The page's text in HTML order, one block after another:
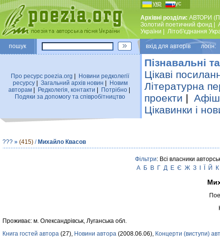
укр рус
Архівні розділи: АВТОРИ
Золотий поетичний фонд
України
Лiтоб'єднання
пошук вхiд для авторiв логін:
Про ресурс poezia.org
Новини редколегiї
ресурсу| Загальний архiв новин
Новим
авторам
Редколегiя, контакти Потрiбно
Подяки за допомогу та співробітництво
Пізнавальні
Цікаві
Літературна
проекти |
Цікавинки і
??? » (415) / Михайло Квасов
Фільтри: Всі власники
А Б В Г Д Е Є Ж З Й К
Проживає: м. Олександрівськ, Луганська обл.
Книга гостей автора (27), Новини автора (2008.06.06), Концерти (виступи)